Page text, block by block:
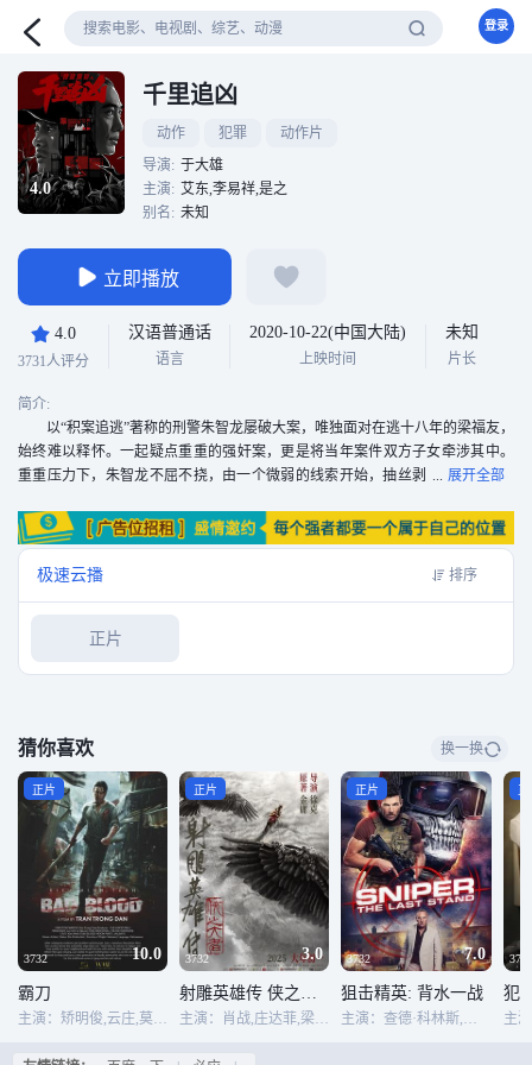
登录
4.0
千里追凶
动作 犯罪
动作片
导演: 于大雄
主演: 艾东,李易祥,是之
别名: 未知
立即播放
4.0
3731人评分
汉语普通话
语言
2020-10-22(中国大陆)
上映时间
未知
片长
简介:
以“积案追逃”著称的刑警朱智龙屡破大案，唯独面对在逃十八年的梁福友，
始终难以释怀。一起疑点重重的强奸案，更是将当年案件双方子女牵涉其中。
重重压力下，朱智龙不屈不挠，由一个微弱的线索开始，抽丝剥
极速云播 排序
正片
猜你喜欢 换一换
3732 10.0
正片
霸刀
主演：矫明俊,云庄,莫文科,梅吉薇,阮国长
3732 3.0
正片
射雕英雄传 侠之大者
主演：肖战,庄达菲,梁家辉,张文昕,巴雅尔图,阿如那,蔡少芬,胡军,吴兴国,纳仁巴特尔,依特格勒,李海涛,图门巴雅尔,威力斯,元彬,杜玉明,释彦能,许明虎,李晨,李欣阳,孙建魁,徐向东,王涌澄,刘占领
3732 7.0
正片
狙击精英: 背水一战
主演：查德·科林斯,莎伦·泰勒
3732
正
犯